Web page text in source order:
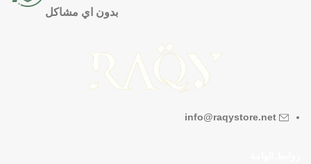
بدون اي مشاكل
info@raqystore.net